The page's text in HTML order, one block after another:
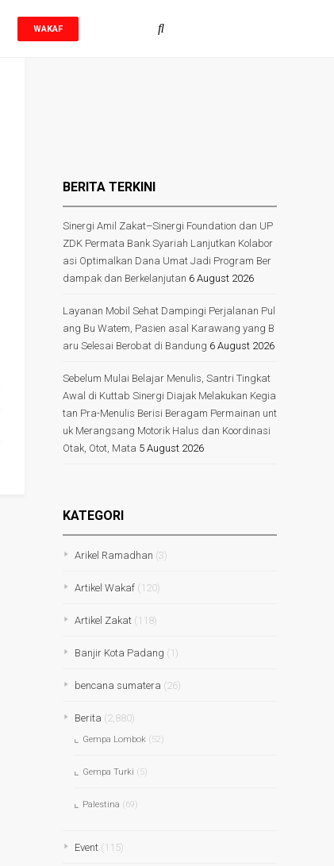
WAKAF
BERITA TERKINI
Sinergi Amil Zakat–Sinergi Foundation dan UP
ZDK Permata Bank Syariah Lanjutkan Kolabor
asi Optimalkan Dana Umat Jadi Program Ber
dampak dan Berkelanjutan 6 August 2026
Layanan Mobil Sehat Dampingi Perjalanan Pul
ang Bu Watem, Pasien asal Karawang yang B
aru Selesai Berobat di Bandung 6 August 2026
Sebelum Mulai Belajar Menulis, Santri Tingkat
Awal di Kuttab Sinergi Diajak Melakukan Kegia
tan Pra-Menulis Berisi Beragam Permainan unt
uk Merangsang Motorik Halus dan Koordinasi
Otak, Otot, Mata 5 August 2026
KATEGORI
Arikel Ramadhan (3)
Artikel Wakaf (120)
Artikel Zakat (118)
Banjir Kota Padang (1)
bencana sumatera (26)
Berita (2,880)
Gempa Lombok (52)
Gempa Turki (5)
Palestina (69)
Event (115)